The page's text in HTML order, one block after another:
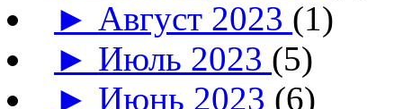
► Август 2023 (1)
► Июль 2023 (5)
► Июнь 2023 (6)